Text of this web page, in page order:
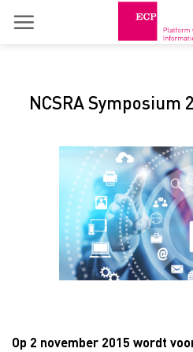
NCSRA Symposium
Op 2 november 2015 wordt